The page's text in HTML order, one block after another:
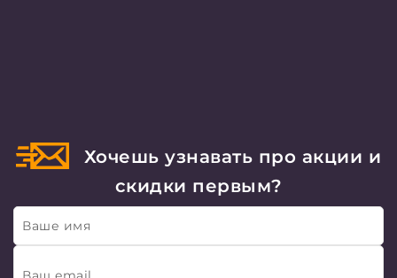
Хочешь узнавать про акции и
скидки первым?
Ваше имя